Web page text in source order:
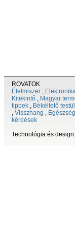
ROVATOK
Élelmiszer ,
Kitekintő , Magyar
tippek , Békéltető
, Visszhang ,
kérdések
Technológia és design: